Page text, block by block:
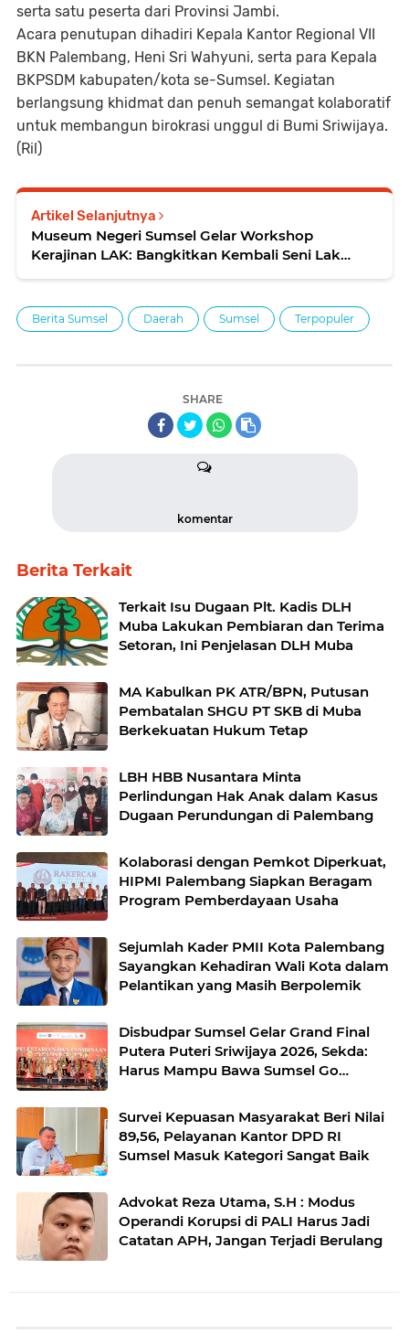
serta satu peserta dari Provinsi Jambi.
Acara penutupan dihadiri Kepala Kantor Regional VII
BKN Palembang, Heni Sri Wahyuni, serta para Kepala
BKPSDM kabupaten/kota se-Sumsel. Kegiatan
berlangsung khidmat dan penuh semangat kolaboratif
untuk membangun birokrasi unggul di Bumi Sriwijaya.
(Ril)
Artikel Selanjutnya
Museum Negeri Sumsel Gelar Workshop
Kerajinan LAK: Bangkitkan Kembali Seni Lak
Berita Sumsel Daerah Sumsel Terpopuler
SHARE
komentar
Berita Terkait
Terkait Isu Dugaan Plt. Kadis DLH
Muba Lakukan Pembiaran dan Terima
Setoran, Ini Penjelasan DLH Muba
MA Kabulkan PK ATR/BPN, Putusan
Pembatalan SHGU PT SKB di Muba
Berkekuatan Hukum Tetap
LBH HBB Nusantara Minta
Perlindungan Hak Anak dalam Kasus
Dugaan Perundungan di Palembang
Kolaborasi dengan Pemkot Diperkuat,
HIPMI Palembang Siapkan Beragam
Program Pemberdayaan Usaha
Sejumlah Kader PMII Kota Palembang
Sayangkan Kehadiran Wali Kota dalam
Pelantikan yang Masih Berpolemik
Disbudpar Sumsel Gelar Grand Final
Putera Puteri Sriwijaya 2026, Sekda:
Harus Mampu Bawa Sumsel Go
Survei Kepuasan Masyarakat Beri Nilai
89,56, Pelayanan Kantor DPD RI
Sumsel Masuk Kategori Sangat Baik
Advokat Reza Utama, S.H : Modus
Operandi Korupsi di PALI Harus Jadi
Catatan APH, Jangan Terjadi Berulang